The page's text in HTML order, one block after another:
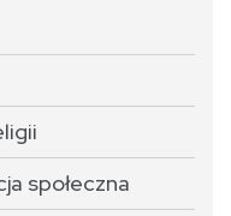
społeczna